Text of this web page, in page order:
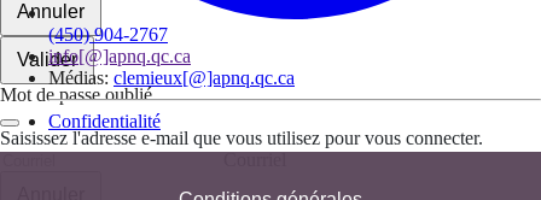
(450) 904-2767
info[@]apnq.qc.ca
Médias: clemieux[@]apnq.qc.ca
Confidentialité
Annuler
Valider
Mot de passe oublié
Saisissez l'adresse e-mail que vous utilisez pour vous connecter.